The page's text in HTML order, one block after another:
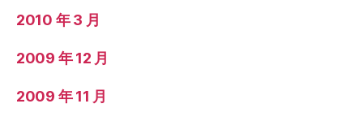
2010 年 3 月
2009 年 12 月
2009 年 11 月